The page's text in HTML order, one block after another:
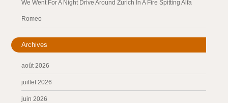
We Went For A Night Drive Around Zurich In A Fire Spitting Alfa
Romeo
Archives
août 2026
juillet 2026
juin 2026